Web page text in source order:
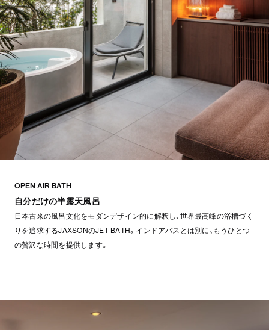
OPEN AIR BATH
自分だけの半露天風呂
日本古来の風呂文化をモダンデザイン的に解釈し、世界最高峰の浴槽づく
りを追求するJAXSONのJET BATH。インドアバスとは別に、もうひとつ
の贅沢な時間を提供します。